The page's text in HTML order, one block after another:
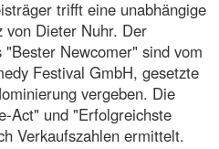
trifft eine unabhängige
von Dieter Nuhr. Der
Newcomer" sind vom
Festival GmbH, gesetzte
vergeben. Die
Act" und "Erfolgreichste
Verkaufszahlen ermittelt.